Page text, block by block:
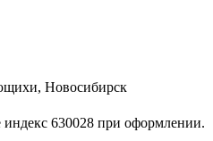
Новосибирск
630028 при оформлении.